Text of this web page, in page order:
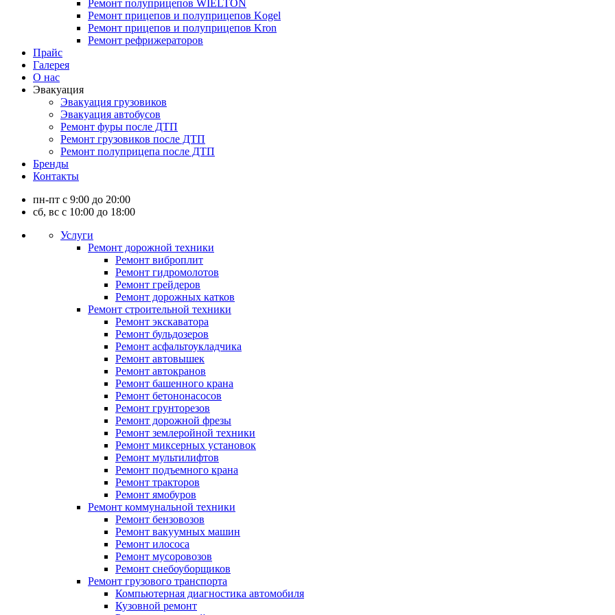
Ремонт полуприцепов WIELTON
Ремонт прицепов и полуприцепов Kogel
Ремонт прицепов и полуприцепов Kron
Ремонт рефрижераторов
Прайс
Галерея
О нас
Эвакуация
Эвакуация грузовиков
Эвакуация автобусов
Ремонт фуры после ДТП
Ремонт грузовиков после ДТП
Ремонт полуприцепа после ДТП
Бренды
Контакты
пн-пт с 9:00 до 20:00
сб, вс с 10:00 до 18:00
Услуги
Ремонт дорожной техники
Ремонт виброплит
Ремонт гидромолотов
Ремонт грейдеров
Ремонт дорожных катков
Ремонт строительной техники
Ремонт экскаватора
Ремонт бульдозеров
Ремонт асфальтоукладчика
Ремонт автовышек
Ремонт автокранов
Ремонт башенного крана
Ремонт бетононасосов
Ремонт грунторезов
Ремонт дорожной фрезы
Ремонт землеройной техники
Ремонт миксерных установок
Ремонт мультилифтов
Ремонт подъемного крана
Ремонт тракторов
Ремонт ямобуров
Ремонт коммунальной техники
Ремонт бензовозов
Ремонт вакуумных машин
Ремонт илососа
Ремонт мусоровозов
Ремонт снебоуборщиков
Ремонт грузового транспорта
Компьютерная диагностика автомобиля
Кузовной ремонт